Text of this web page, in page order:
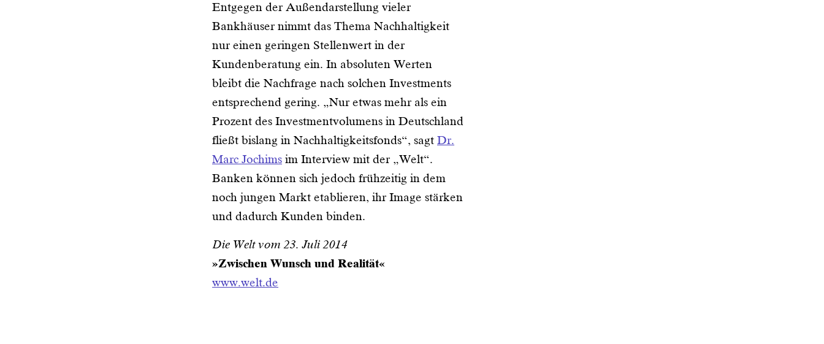
Entgegen der Außendarstellung vieler
Bankhäuser nimmt das Thema Nachhaltigkeit
nur einen geringen Stellenwert in der
Kundenberatung ein. In absoluten Werten
bleibt die Nachfrage nach solchen Investments
entsprechend gering. „Nur etwas mehr als ein
Prozent des Investmentvolumens in Deutschland
fließt bislang in Nachhaltigkeitsfonds“, sagt Dr.
Marc Jochims im Interview mit der „Welt“.
Banken können sich jedoch frühzeitig in dem
noch jungen Markt etablieren, ihr Image stärken
und dadurch Kunden binden.
Die Welt vom 23. Juli 2014
»Zwischen Wunsch und Realität«
www.welt.de